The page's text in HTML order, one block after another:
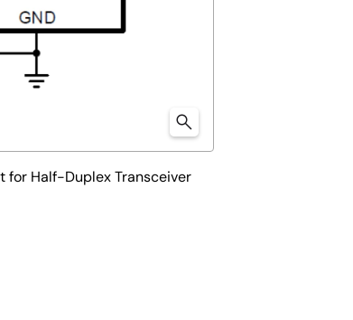
for Half-Duplex Transceiver